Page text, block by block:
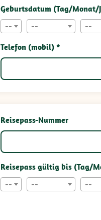
Geburtsdatum (Tag/Monat/
-- -- --
Telefon (mobil) *
Reisepass-Nummer
Reisepass gültig bis (Tag/
-- -- --